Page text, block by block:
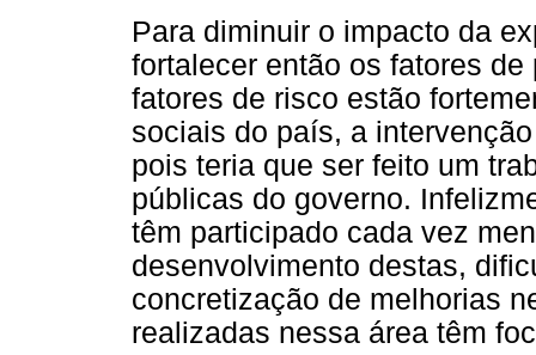
Para diminuir o impacto da
fortalecer então os fatores
fatores de risco estão
sociais do país, a
pois teria que ser feito um
públicas do governo.
têm participado cada vez
desenvolvimento destas,
concretização de melhorias
realizadas nessa área têm